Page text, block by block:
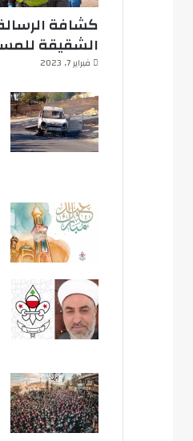
كشافة
الشقيقة
فبراير 7, 2023